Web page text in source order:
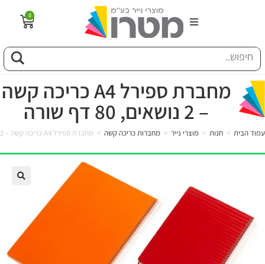
החברה
מונחים
0
מחברת ספירל A4 כריכה קשה
– 2 נושאים, 80 דף שורה
עמוד הבית > חנות > מוצרי נייר > מחברות כריכה קשה > מחברת ספירל A4 כריכה קשה – 2 נושאים, 80 דף שורה